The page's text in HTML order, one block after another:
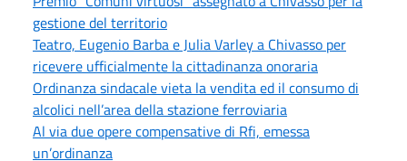
gestione del territorio
Teatro, Eugenio Barba e Julia Varley a Chivasso per
ricevere ufficialmente la cittadinanza onoraria
Ordinanza sindacale vieta la vendita ed il consumo di
alcolici nell’area della stazione ferroviaria
Al via due opere compensative di Rfi, emessa
un’ordinanza